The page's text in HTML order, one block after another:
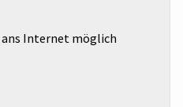
Internet möglich